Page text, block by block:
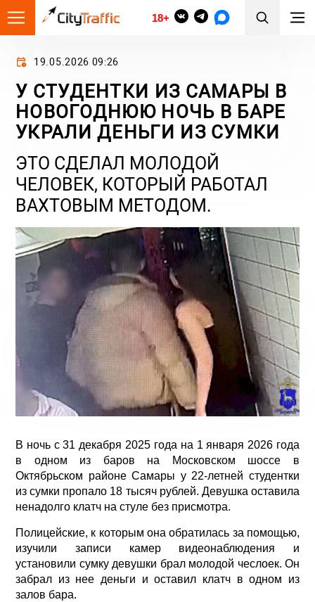
18+
19.05.2026 09:26
У СТУДЕНТКИ ИЗ САМАРЫ В
НОВОГОДНЮЮ НОЧЬ В БАРЕ
УКРАЛИ ДЕНЬГИ ИЗ СУМКИ
ЭТО СДЕЛАЛ МОЛОДОЙ
ЧЕЛОВЕК, КОТОРЫЙ РАБОТАЛ
ВАХТОВЫМ МЕТОДОМ.
В ночь с 31 декабря 2025 года на 1 января 2026 года
в одном из баров на Московском шоссе в
Октябрьском районе Самары у 22-летней студентки
из сумки пропало 18 тысяч рублей. Девушка оставила
ненадолго клатч на стуле без присмотра.
Полицейские, к которым она обратилась за помощью,
изучили записи камер видеонаблюдения и
установили сумку девушки брал молодой чеслоек. Он
забрал из нее деньги и оставил клатч в одном из
залов бара.